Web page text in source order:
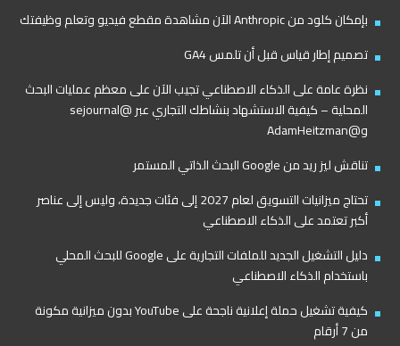
بإمكان كلود من Anthropic الآن مشاهدة مقطع فيديو وتعلم وظيفتك
تصميم إطار قياس قبل أن تلمس GA4
نظرة عامة على الذكاء الاصطناعي تجيب الآن على معظم عمليات البحث
المحلية – كيفية الاستشهاد بنشاطك التجاري عبر @sejournal
و@AdamHeitzman
تناقش ليز ريد من Google البحث الذاتي المستمر
تحتاج ميزانيات التسويق لعام 2027 إلى فئات جديدة، وليس إلى عناصر
أكبر تعتمد على الذكاء الاصطناعي
دليل التشغيل الجديد للملفات التجارية على Google للبحث المحلي
باستخدام الذكاء الاصطناعي
كيفية تشغيل حملة إعلانية ناجحة على YouTube بدون ميزانية مكونة
من 7 أرقام